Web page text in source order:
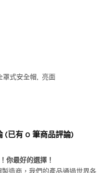
罩式安全帽
亮面
(已有 0 筆商品評論)
你最好的選擇！
造商，我們的產品通過世界各